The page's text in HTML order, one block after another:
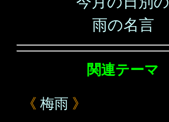
雨の名言
関連テーマ
《 梅雨 》